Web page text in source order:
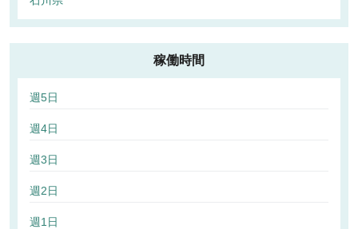
稼働時間
週5日
週4日
週3日
週2日
週1日